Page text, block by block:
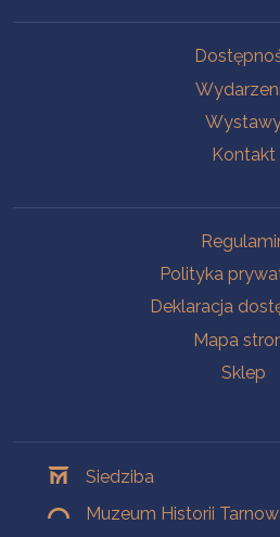
Kontakt
Polityka
Deklaracja
Mapa
Sklep
Siedziba
Muzeum Historii